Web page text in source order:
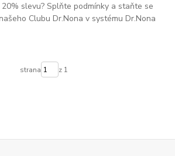
slevu? Splňte podmínky a staňte se
Clubu Dr.Nona v systému Dr.Nona
strana z 1